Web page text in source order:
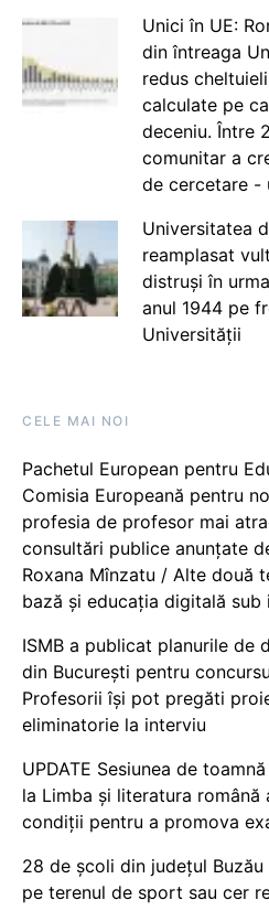
Unici în UE:
din întreaga
redus
calculate pe
deceniu. Între
comunitar a
de cercetare -
Universitatea
reamplasat
distruși în
anul 1944 pe
Universității
CELE MAI NOI
Pachetul European pentru
Comisia Europeană pentru
profesia de profesor mai
consultări publice anunțate
Roxana Mînzatu / Alte două
bază și educația digitală sub
ISMB a publicat planurile de
din București pentru
Profesorii își pot pregăti
eliminatorie la interviu
UPDATE Sesiunea de
la Limba și literatura
condiții pentru a promova
28 de școli din județul
pe terenul de sport sau cer